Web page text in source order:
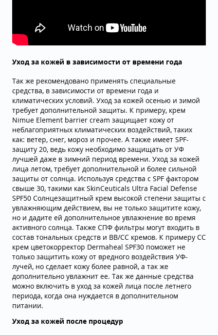
Уход за кожей в зависимости от времени года
Так же рекомендовано применять специальные
средства, в зависимости от времени года и
климатических условий. Уход за кожей осенью и зимой
требует дополнительной защиты. К примеру, крем
Nimue Element barrier cream защищает кожу от
неблагоприятных климатических воздействий, таких
как: ветер, снег, мороз и прочее. А также имеет SPF-
защиту 20, ведь кожу необходимо защищать от УФ
лучшей даже в зимний период времени. Уход за кожей
лица летом, требует дополнительной и более сильной
защиты от солнца. Используя средства с SPF фактором
свыше 30, такими как SkinCeuticals Ultra Facial Defense
SPF50 Солнцезащитный крем высокой степени защиты с
увлажняющим действием, вы не только защитите кожу,
но и дадите ей дополнительное увлажнение во время
активного солнца. Также СПФ фильтры могут входить в
состав тональных средств и BB/CC кремов. К примеру СС
крем цветокорректор Dermaheal SPF30 поможет не
только защитить кожу от вредного воздействия УФ-
лучей, но сделает кожу более равной, а так же
дополнительно увлажнит ее. Так же данные средства
можно включить в уход за кожей лица после летнего
периода, когда она нуждается в дополнительном
питании.
Уход за кожей после процедур